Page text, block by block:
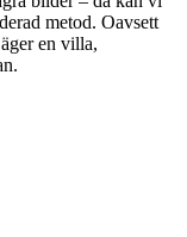
metod. Oavsett
en villa,